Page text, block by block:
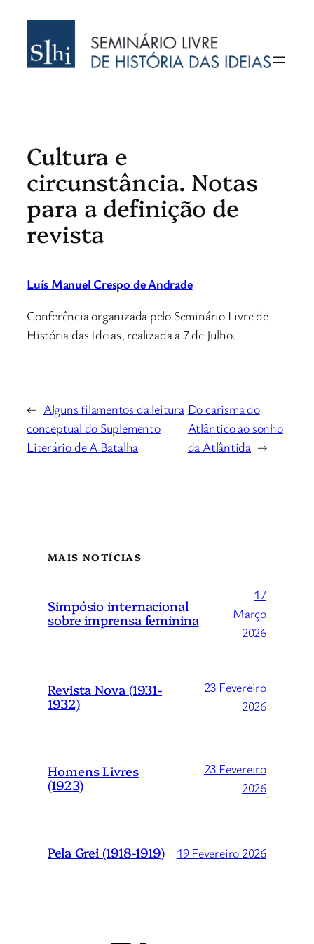
conteúdo
Cultura e
circunstância. Notas
para a definição de
revista
Luís Manuel Crespo de Andrade
Conferência organizada pelo Seminário Livre de
História das Ideias, realizada a 7 de Julho.
← Alguns filamentos da leitura
conceptual do Suplemento
Literário de A Batalha
Do carisma do
Atlântico ao sonho
da Atlântida →
MAIS NOTÍCIAS
Simpósio internacional
sobre imprensa feminina
17
Março
2026
Revista Nova (1931-
1932)
23 Fevereiro
2026
Homens Livres
(1923)
23 Fevereiro
2026
Pela Grei (1918-1919) 19 Fevereiro 2026